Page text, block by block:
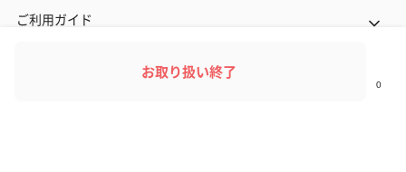
お取り扱い終了
ご利用ガイド
ヘルプ・お問い合わせ